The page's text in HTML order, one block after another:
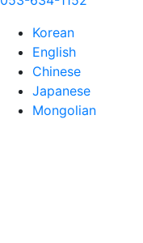
Korean
English
Chinese
Japanese
Mongolian